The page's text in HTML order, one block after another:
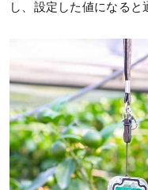
し、設定した値になると